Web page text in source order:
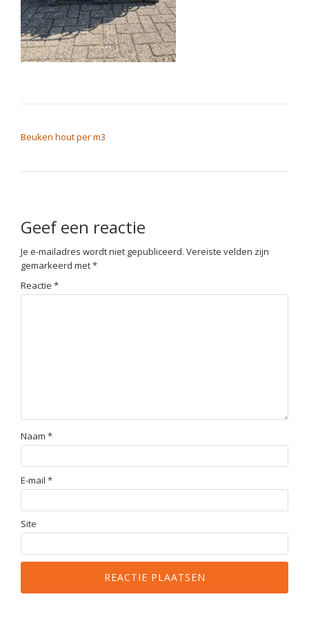
Beuken hout per m3
Geef een reactie
Je e-mailadres wordt niet gepubliceerd. Vereiste velden zijn
gemarkeerd met*
Reactie *
Naam *
E-mail *
Site